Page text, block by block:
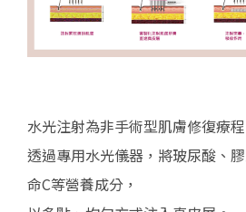
水光注射為非手術型肌膚修復療程
透過專用水光儀器，將玻尿酸、
命C等營養成分，